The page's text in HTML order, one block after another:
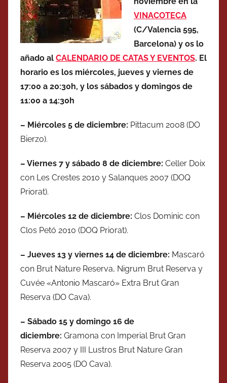
VINACOTECA
(C/Valencia 595,
Barcelona) y os lo
añado al CALENDARIO DE CATAS Y EVENTOS. El
horario es los miércoles, jueves y viernes de
17:00 a 20:30h, y los sábados y domingos de
11:00 a 14:30h
– Miércoles 5 de diciembre: Pittacum 2008 (DO
Bierzo).
– Viernes 7 y sábado 8 de diciembre: Celler Doix
con Les Crestes 2010 y Salanques 2007 (DOQ
Priorat).
– Miércoles 12 de diciembre: Clos Dominic con
Clos Petó 2010 (DOQ Priorat).
– Jueves 13 y viernes 14 de diciembre: Mascaró
con Brut Nature Reserva, Nigrum Brut Reserva y
Cuvée «Antonio Mascaró» Extra Brut Gran
Reserva (DO Cava).
– Sábado 15 y domingo 16 de
diciembre: Gramona con Imperial Brut Gran
Reserva 2007 y III Lustros Brut Nature Gran
Reserva 2005 (DO Cava).